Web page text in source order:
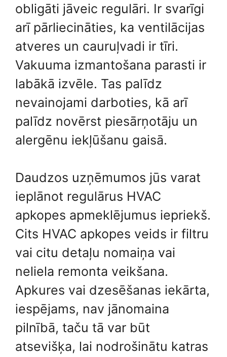
obligāti jāveic regulāri. Ir svarīgi
arī pārliecināties, ka ventilācijas
atveres un cauruļvadi ir tīri.
Vakuuma izmantošana parasti ir
labākā izvēle. Tas palīdz
nevainojami darboties, kā arī
palīdz novērst piesārņotāju un
alergēnu iekļūšanu gaisā.
Daudzos uzņēmumos jūs varat
ieplānot regulārus HVAC
apkopes apmeklējumus iepriekš.
Cits HVAC apkopes veids ir filtru
vai citu detaļu nomaiņa vai
neliela remonta veikšana.
Apkures vai dzesēšanas iekārta,
iespējams, nav jānomaina
pilnībā, taču tā var būt
atsevišķa, lai nodrošinātu katras